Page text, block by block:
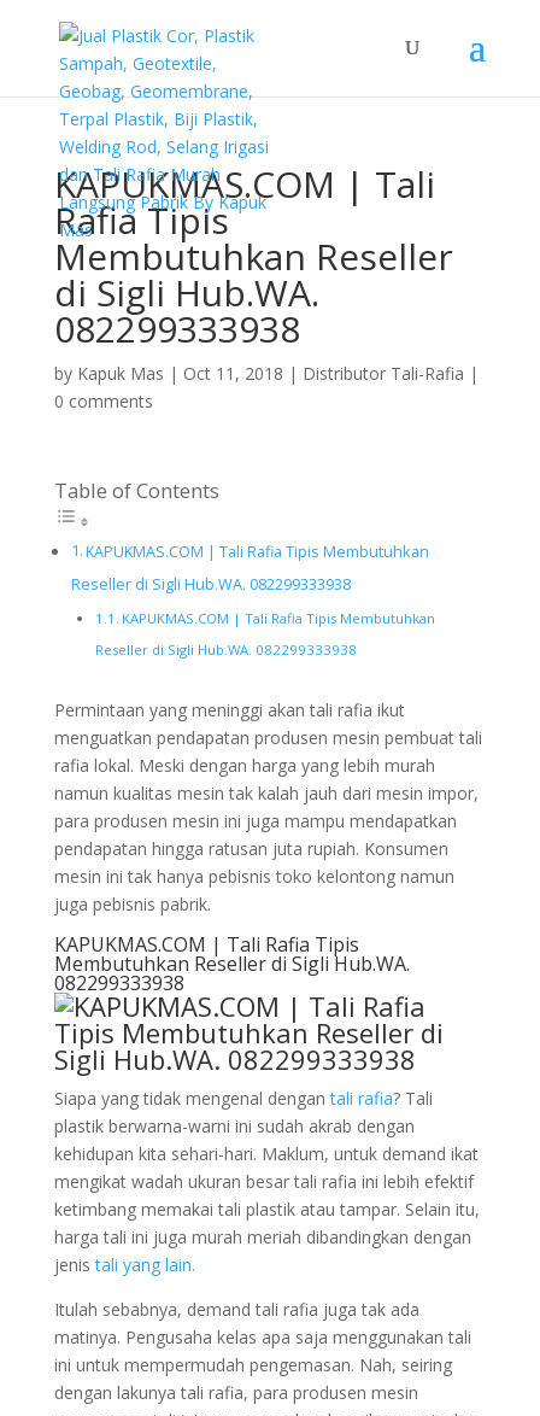
KAPUKMAS.COM | Tali
Rafia Tipis
Membutuhkan Reseller
di Sigli Hub.WA.
082299333938
by Kapuk Mas | Oct 11, 2018 | Distributor Tali-Rafia |
0 comments
Table of Contents
KAPUKMAS.COM | Tali Rafia Tipis Membutuhkan
Reseller di Sigli Hub.WA. 082299333938
KAPUKMAS.COM | Tali Rafia Tipis Membutuhkan
Reseller di Sigli Hub.WA. 082299333938
Permintaan yang meninggi akan tali rafia ikut
menguatkan pendapatan produsen mesin pembuat tali
rafia lokal. Meski dengan harga yang lebih murah
namun kualitas mesin tak kalah jauh dari mesin impor,
para produsen mesin ini juga mampu mendapatkan
pendapatan hingga ratusan juta rupiah. Konsumen
mesin ini tak hanya pebisnis toko kelontong namun
juga pebisnis pabrik.
KAPUKMAS.COM | Tali Rafia Tipis
Membutuhkan Reseller di Sigli Hub.WA.
082299333938
Siapa yang tidak mengenal dengantali rafia? Tali
plastik berwarna-warni ini sudah akrab dengan
kehidupan kita sehari-hari. Maklum, untuk demand ikat
mengikat wadah ukuran besar tali rafia ini lebih efektif
ketimbang memakai tali plastik atau tampar. Selain itu,
harga tali ini juga murah meriah dibandingkan dengan
jenistali yang lain.
Itulah sebabnya, demand tali rafia juga tak ada
matinya. Pengusaha kelas apa saja menggunakan tali
ini untuk mempermudah pengemasan. Nah, seiring
dengan lakunya tali rafia, para produsen mesin